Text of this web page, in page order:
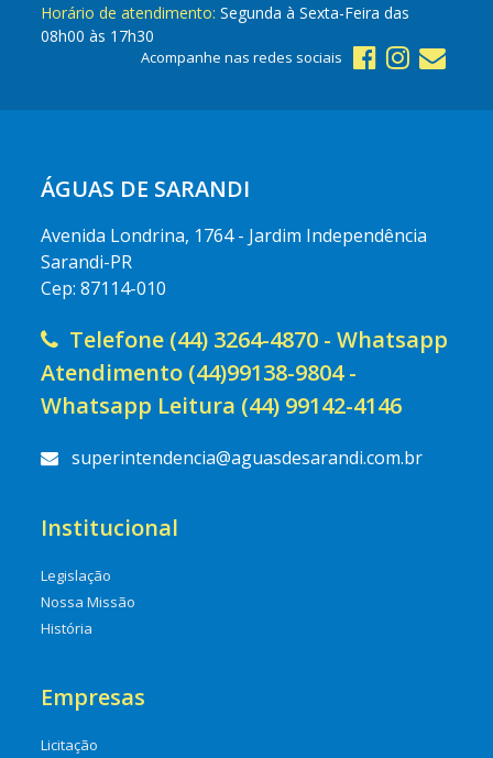
Horário de atendimento: Segunda à Sexta-Feira das
08h00 às 17h30
Acompanhe nas redes sociais
ÁGUAS DE SARANDI
Avenida Londrina, 1764 - Jardim Independência
Sarandi-PR
Cep: 87114-010
Telefone (44) 3264-4870 - Whatsapp
Atendimento (44)99138-9804 -
Whatsapp Leitura (44) 99142-4146
superintendencia@aguasdesarandi.com.br
Institucional
Legislação
Nossa Missão
História
Empresas
Licitação